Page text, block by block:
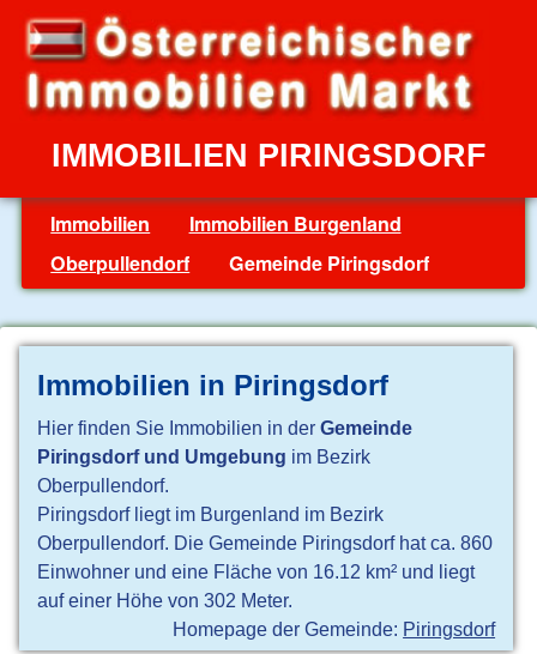
IMMOBILIEN PIRINGSDORF
Immobilien
Immobilien Burgenland
Oberpullendorf
Gemeinde Piringsdorf
Immobilien in Piringsdorf
Hier finden Sie Immobilien in derGemeinde
Piringsdorf und Umgebung im Bezirk
Oberpullendorf.
Piringsdorf liegt im Burgenland im Bezirk
Oberpullendorf. Die Gemeinde Piringsdorf hat ca. 860
Einwohner und eine Fläche von 16.12 km² und liegt
auf einer Höhe von 302 Meter.
Homepage der Gemeinde: Piringsdorf